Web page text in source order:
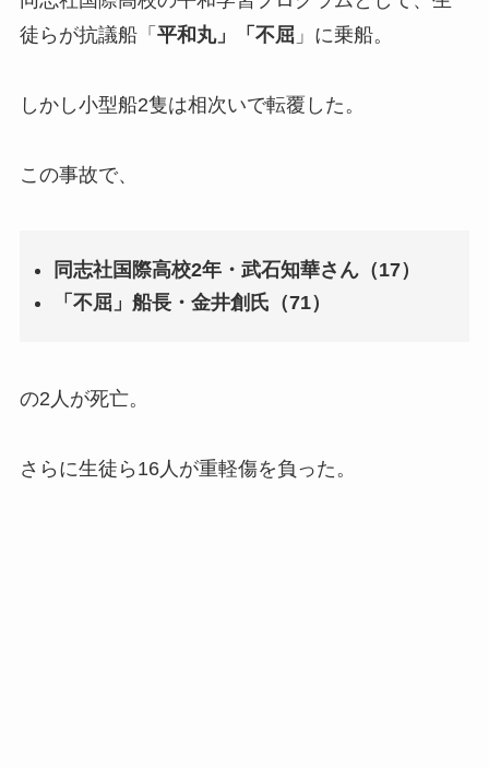
徒らが抗議船「 平和丸」「不屈」に乗船。
しかし小型船2隻は相次いで転覆した。
この事故で、
同志社国際高校2年・武石知華さん（17）
「不屈」船長・金井創氏（71）
の2人が死亡。
さらに生徒ら16人が重軽傷を負った。